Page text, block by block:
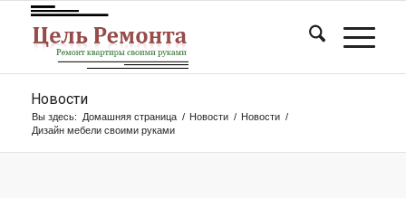
Новости
Вы здесь: Домашняя страница / Новости / Новости /
Дизайн мебели своими руками